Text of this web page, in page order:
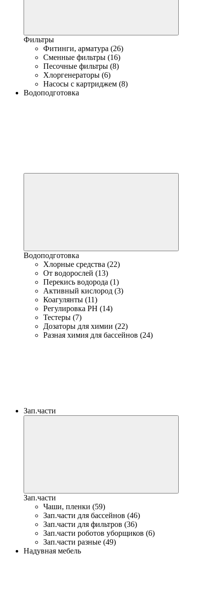
Фильтры
Фитинги, арматура (26)
Сменные фильтры (16)
Песочные фильтры (8)
Хлоргенераторы (6)
Насосы с картриджем (8)
Водоподготовка
Водоподготовка
Хлорные средства (22)
От водорослей (13)
Перекись водорода (1)
Активный кислород (3)
Коагулянты (11)
Регулировка PH (14)
Тестеры (7)
Дозаторы для химии (22)
Разная химия для бассейнов (24)
Зап.части
Зап.части
Чаши, пленки (59)
Зап.части для бассейнов (46)
Зап.части для фильтров (36)
Зап.части роботов уборщиков (6)
Зап.части разные (49)
Надувная мебель